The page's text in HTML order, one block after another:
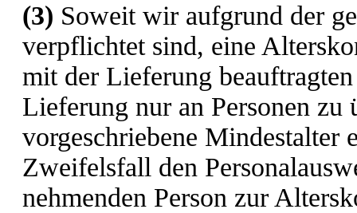
(3) Soweit wir aufgrund der
verpflichtet sind, eine
mit der Lieferung
Lieferung nur an Personen zu
vorgeschriebene Mindestalter
Zweifelsfall den
nehmenden Person zur